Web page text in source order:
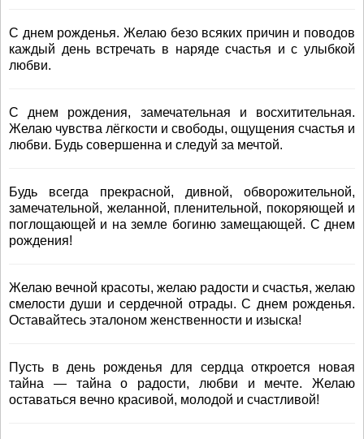
С днем рожденья. Желаю безо всяких причин и поводов
каждый день встречать в наряде счастья и с улыбкой
любви.
С днем рождения, замечательная и восхитительная.
Желаю чувства лёгкости и свободы, ощущения счастья и
любви. Будь совершенна и следуй за мечтой.
Будь всегда прекрасной, дивной, обворожительной,
замечательной, желанной, пленительной, покоряющей и
поглощающей и на земле богиню замещающей. С днем
рождения!
Желаю вечной красоты, желаю радости и счастья, желаю
смелости души и сердечной отрады. С днем рожденья.
Оставайтесь эталоном женственности и изыска!
Пусть в день рожденья для сердца откроется новая
тайна — тайна о радости, любви и мечте. Желаю
оставаться вечно красивой, молодой и счастливой!